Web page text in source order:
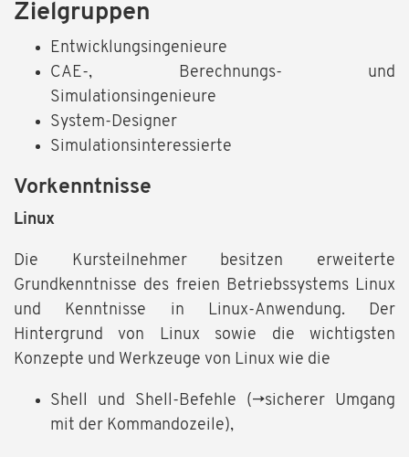
Zielgruppen
Entwicklungsingenieure
CAE-, Berechnungs- und
Simulationsingenieure
System-Designer
Simulationsinteressierte
Vorkenntnisse
Linux
Die Kursteilnehmer besitzen erweiterte
Grundkenntnisse des freien Betriebssystems Linux
und Kenntnisse in Linux-Anwendung. Der
Hintergrund von Linux sowie die wichtigsten
Konzepte und Werkzeuge von Linux wie die
Shell und Shell-Befehle (→sicherer Umgang
mit der Kommandozeile),